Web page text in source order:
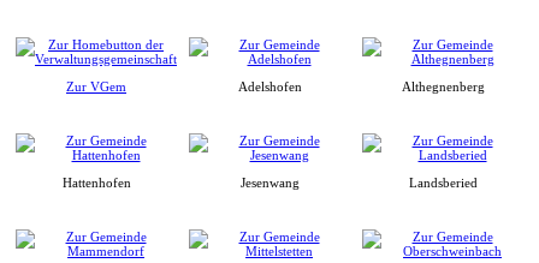
Zur VGem Adelshofen Althegnenberg
Hattenhofen Jesenwang Landsberied